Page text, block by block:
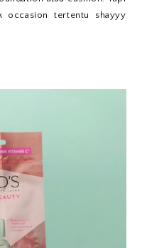
occasion tertentu shayyy